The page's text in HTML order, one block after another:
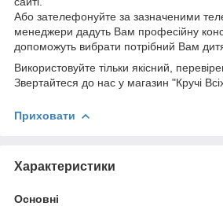
Або зателефонуйте за зазначеними
менеджери дадуть Вам професійну
допоможуть вибрати потрібний Вам
Використовуйте тільки якісний,
Звертайтеся до нас у магазин "Кручі
Приховати
Характеристики
Основні